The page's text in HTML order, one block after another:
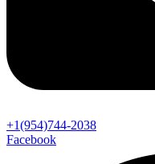
+1(954)744-2038
Facebook